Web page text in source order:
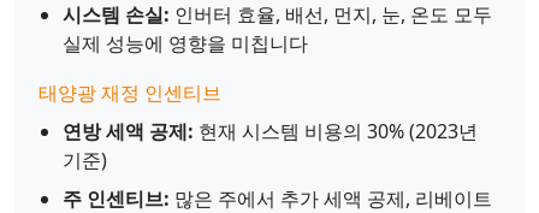
시스템 손실: 인버터 효율, 배선, 먼지, 눈, 온도 모두
실제 성능에 영향을 미칩니다
태양광 재정 인센티브
연방 세액 공제: 현재 시스템 비용의 30% (2023년
기준)
주 인센티브: 많은 주에서 추가 세액 공제, 리베이트